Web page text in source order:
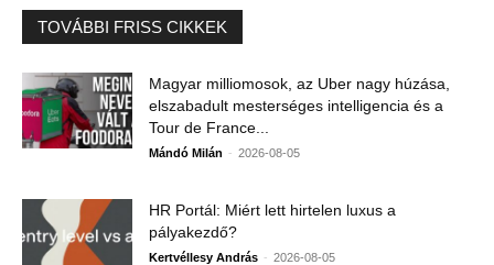
TOVÁBBI FRISS CIKKEK
Magyar milliomosok, az Uber nagy húzása,
elszabadult mesterséges intelligencia és a
Tour de France...
Mándó Milán - 2026-08-05
HR Portál: Miért lett hirtelen luxus a
pályakezdő?
Kertvéllesy András - 2026-08-05